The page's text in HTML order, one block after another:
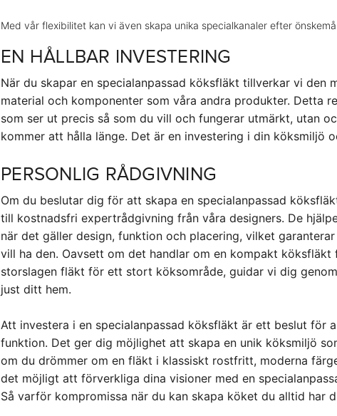
Med vår flexibilitet kan vi även skapa unika specialkanaler efter
EN HÅLLBAR INVESTERING
När du skapar en specialanpassad köksfläkt tillverkar vi den
material och komponenter som våra andra produkter. Detta
som ser ut precis så som du vill och fungerar utmärkt, utan
kommer att hålla länge. Det är en investering i din köksmiljö
PERSONLIG RÅDGIVNING
Om du beslutar dig för att skapa en specialanpassad
till kostnadsfri expertrådgivning från våra designers. De
när det gäller design, funktion och placering, vilket
vill ha den. Oavsett om det handlar om en kompakt
storslagen fläkt för ett stort köksområde, guidar vi dig
just ditt hem.
Att investera i en specialanpassad köksfläkt är ett beslut för
funktion. Det ger dig möjlighet att skapa en unik köksmiljö
om du drömmer om en fläkt i klassiskt rostfritt, moderna
det möjligt att förverkliga dina visioner med en
Så varför kompromissa när du kan skapa köket du alltid har